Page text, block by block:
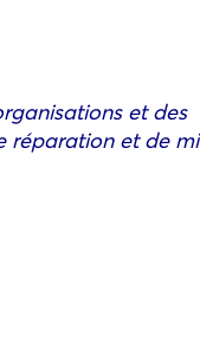
et des
réparation et de